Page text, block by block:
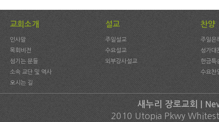
교회소개
인사말
목회비전
섬기는 분들
소속 교단 및 역사
오시는 길
설교
주일설교
수요설교
외부강사설교
찬양
주일은
성가대
헌금특
수요찬
새누리 장로교회 |
2010 Utopia Pkwy